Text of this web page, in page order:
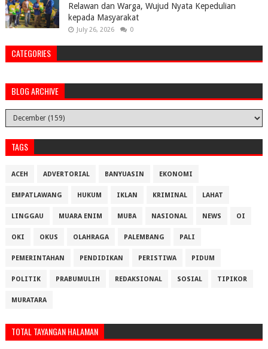
Relawan dan Warga, Wujud Nyata Kepedulian
kepada Masyarakat
July 26, 2026 0
CATEGORIES
BLOG ARCHIVE
TAGS
ACEH ADVERTORIAL BANYUASIN EKONOMI
EMPATLAWANG HUKUM IKLAN KRIMINAL LAHAT
LINGGAU MUARA ENIM MUBA NASIONAL NEWS OI
OKI OKUS OLAHRAGA PALEMBANG PALI
PEMERINTAHAN PENDIDIKAN PERISTIWA PIDUM
POLITIK PRABUMULIH REDAKSIONAL SOSIAL TIPIKOR
MURATARA
TOTAL TAYANGAN HALAMAN